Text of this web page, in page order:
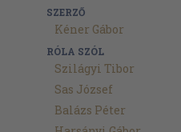
SZERZŐ
Kéner Gábor
RÓLA SZÓL
Szilágyi Tibor
Sas József
Balázs Péter